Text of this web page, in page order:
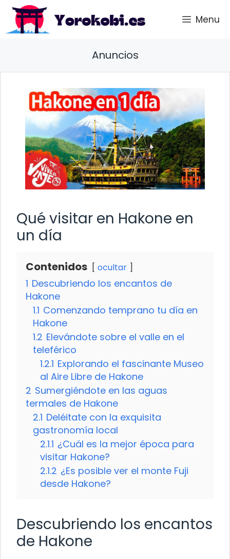
Saltar
contenido
Menu
Anuncios
Qué visitar en Hakone en
un día
Contenidos ocultar
1 Descubriendo los encantos de
Hakone
1.1 Comenzando temprano tu día en
Hakone
1.2 Elevándote sobre el valle en el
teleférico
1.2.1 Explorando el fascinante Museo
al Aire Libre de Hakone
2 Sumergiéndote en las aguas
termales de Hakone
2.1 Deléitate con la exquisita
gastronomía local
2.1.1 ¿Cuál es la mejor época para
visitar Hakone?
2.1.2 ¿Es posible ver el monte Fuji
desde Hakone?
Descubriendo los encantos
de Hakone